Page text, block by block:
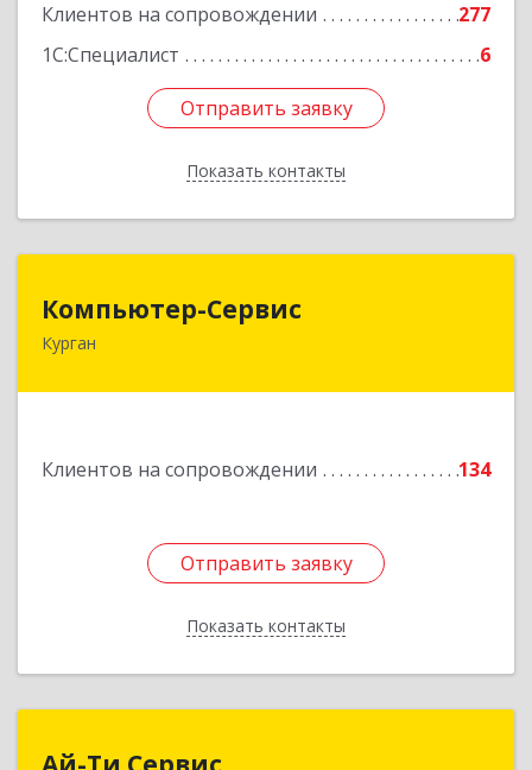
Клиентов на сопровождении
277
1С:Специалист
6
Отправить заявку
Показать контакты
Отправить заявку
Назад
Компьютер-Сервис
Курган
Клиентов на сопровождении 134
Отправить заявку
Показать контакты
Отправить заявку
Назад